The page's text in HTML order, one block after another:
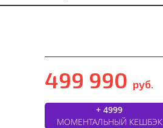
499 990 руб.
+ 4999
МОМЕНТАЛЬНЫЙ КЕШБЭК